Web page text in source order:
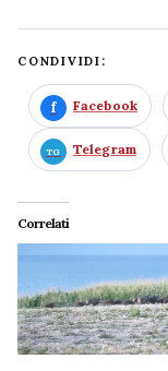
CONDIVIDI:
Facebook
Telegram
Correlati